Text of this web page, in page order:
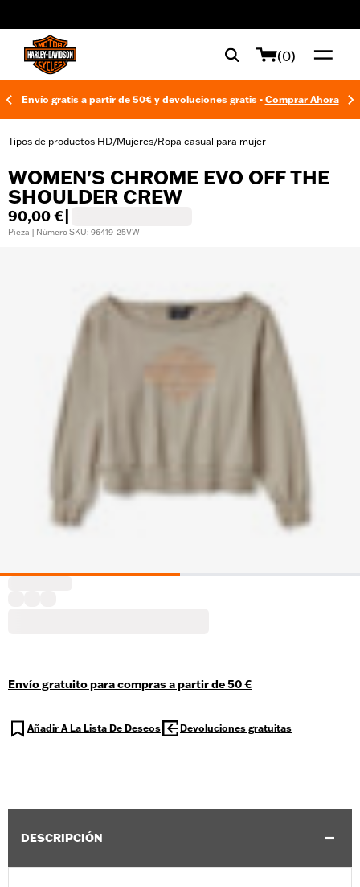
(0)
Envío gratis a partir de 50€ y devoluciones gratis - Comprar Ahora
Tipos de productos HD/Mujeres/Ropa casual para mujer
WOMEN'S CHROME EVO OFF THE
SHOULDER CREW
90,00 €
Pieza | Número SKU: 96419-25VW
Envío gratuito para compras a partir de 50 €
Añadir A La Lista De Deseos Devoluciones gratuitas
DESCRIPCIÓN